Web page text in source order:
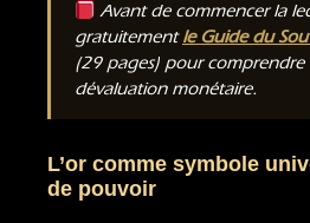
Avant de commencer la
gratuitementle Guide du
(29 pages) pour comprendre
dévaluation monétaire.
L’or comme symbole
de pouvoir